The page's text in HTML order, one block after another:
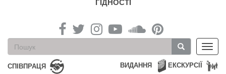
Пошукова
форма
Пошук
СПІВПРАЦЯ ЕКСКУРСІЇ
ВИДАННЯ